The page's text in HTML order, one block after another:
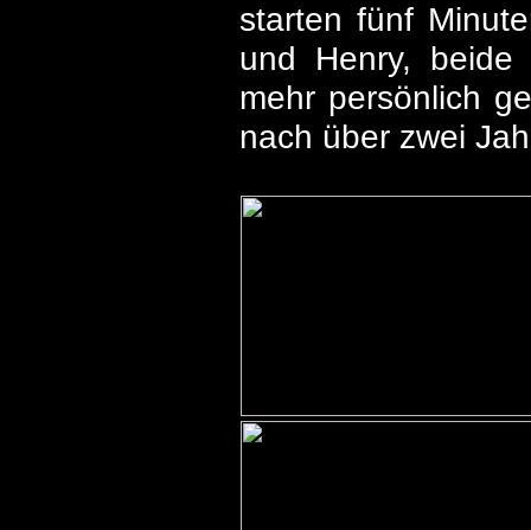
starten fünf
und Henry, beide
mehr persönlich
nach über zwei